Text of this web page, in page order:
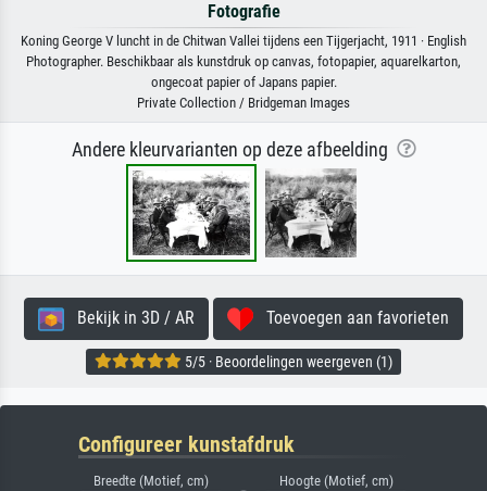
Fotografie
Koning George V luncht in de Chitwan Vallei tijdens een Tijgerjacht, 1911 · English
Photographer. Beschikbaar als kunstdruk op canvas, fotopapier, aquarelkarton,
ongecoat papier of Japans papier.
Private Collection / Bridgeman Images
Andere kleurvarianten op deze afbeelding
Bekijk in 3D / AR Toevoegen aan favorieten
5/5 · Beoordelingen weergeven (1)
Configureer kunstafdruk
Breedte (Motief, cm) Hoogte (Motief, cm)